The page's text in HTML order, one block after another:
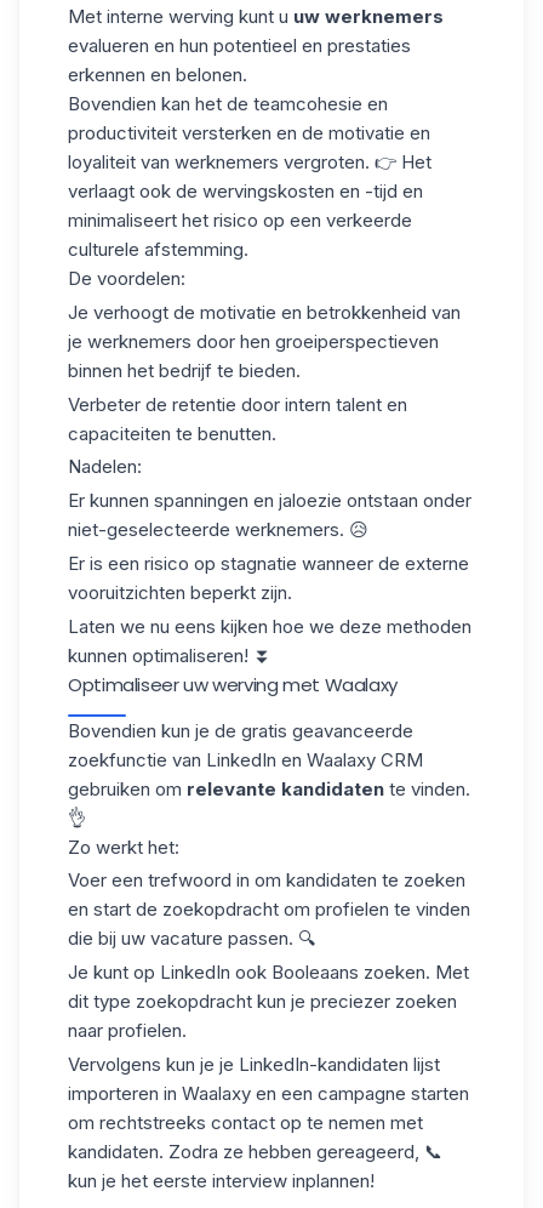
Met interne werving kunt u uw werknemers
evalueren en hun potentieel en prestaties
erkennen en belonen.
Bovendien kan het de teamcohesie en
productiviteit versterken en de motivatie en
loyaliteit van werknemers vergroten. 👉 Het
verlaagt ook de wervingskosten en -tijd en
minimaliseert het risico op een verkeerde
culturele afstemming.
De voordelen:
Je verhoogt de motivatie en betrokkenheid van
je werknemers door hen groeiperspectieven
binnen het bedrijf te bieden.
Verbeter de retentie door intern talent en
capaciteiten te benutten.
Nadelen:
Er kunnen spanningen en jaloezie ontstaan onder
niet-geselecteerde werknemers. 😥
Er is een risico op stagnatie wanneer de externe
vooruitzichten beperkt zijn.
Laten we nu eens kijken hoe we deze methoden
kunnen optimaliseren! ⏬
Optimaliseer uw werving met Waalaxy
Bovendien kun je de gratis geavanceerde
zoekfunctie van LinkedIn en Waalaxy CRM
gebruiken om relevante kandidaten te vinden.
👌
Zo werkt het:
Voer een trefwoord in om kandidaten te zoeken
en start de zoekopdracht om profielen te vinden
die bij uw vacature passen. 🔍
Je kunt op LinkedIn ook Booleaans zoeken. Met
dit type zoekopdracht kun je preciezer zoeken
naar profielen.
Vervolgens kun je je LinkedIn-kandidaten lijst
importeren in Waalaxy en een campagne starten
om rechtstreeks contact op te nemen met
kandidaten. Zodra ze hebben gereageerd, 📞
kun je het eerste interview inplannen!